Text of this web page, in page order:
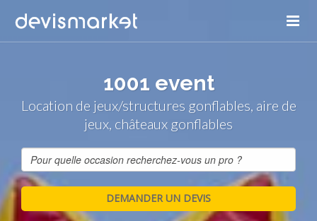
1001 event
Location de jeux/structures gonflables, aire de
jeux, châteaux gonflables